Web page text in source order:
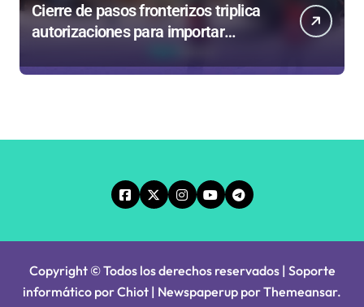
Cierre de pasos fronterizos triplica
autorizaciones para importar
Copyright © Todos los derechos reservados | Soporte
informático por Chiot | Newspaperup porThemeansar.